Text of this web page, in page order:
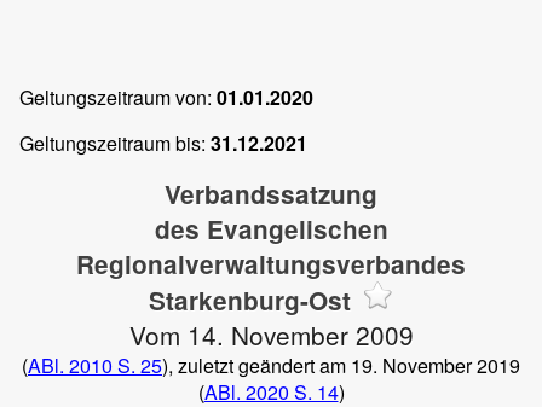
Geltungszeitraum von: 01.01.2020
Geltungszeitraum bis: 31.12.2021
Verbandssatzung
des Evangelischen
Regionalverwaltungsverbandes
Starkenburg-Ost
Vom 14. November 2009
(ABl. 2010 S. 25), zuletzt geändert am 19. November 2019
(ABl. 2020 S. 14)